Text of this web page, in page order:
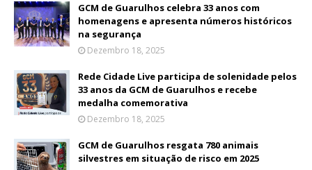
GCM de Guarulhos celebra 33 anos com
homenagens e apresenta números históricos
na segurança
Dezembro 18, 2025
Rede Cidade Live participa de solenidade pelos
33 anos da GCM de Guarulhos e recebe
medalha comemorativa
Dezembro 18, 2025
GCM de Guarulhos resgata 780 animais
silvestres em situação de risco em 2025